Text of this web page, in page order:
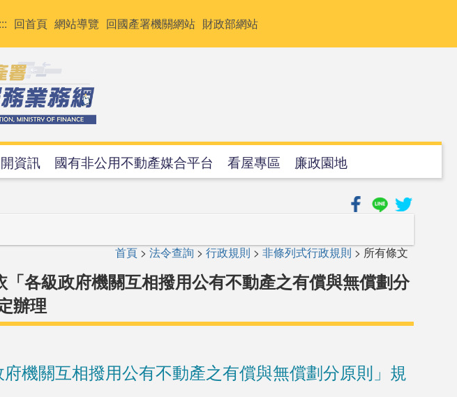
::: 回首頁 網站導覽 回國產署機關網站 財政部網站
資訊 國有非公用不動產媒合平台 看屋專區 廉政園地
首頁 > 法令查詢 > 行政規則 > 非條列式行政規則 > 所有條文
各級政府機關互相撥用公有不動產之有償與無償劃分
辦理
機關互相撥用公有不動產之有償與無償劃分原則」規